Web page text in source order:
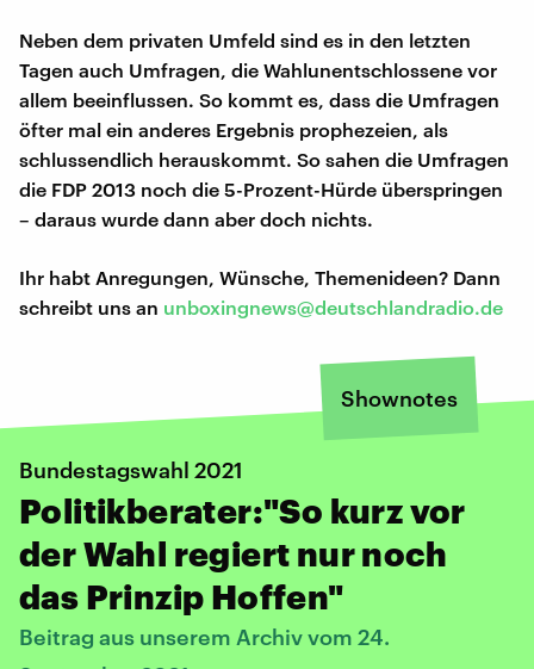
Neben dem privaten Umfeld sind es in den letzten
Tagen auch Umfragen, die Wahlunentschlossene vor
allem beeinflussen. So kommt es, dass die Umfragen
öfter mal ein anderes Ergebnis prophezeien, als
schlussendlich herauskommt. So sahen die Umfragen
die FDP 2013 noch die 5-Prozent-Hürde überspringen
– daraus wurde dann aber doch nichts.
Ihr habt Anregungen, Wünsche, Themenideen? Dann
schreibt uns an unboxingnews@deutschlandradio.de
Shownotes
Bundestagswahl 2021
Politikberater:"So kurz vor
der Wahl regiert nur noch
das Prinzip Hoffen"
Beitrag aus unserem Archiv vom 24.